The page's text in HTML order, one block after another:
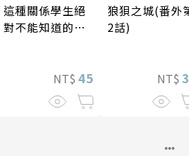
這種關係學生絕
對不能知道的
兩人是甜蜜的現
在進行式～ 05
NT$ 45
狼狽之城(番外
2話)
NT$